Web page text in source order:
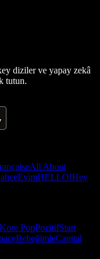
diziler ve yapay zekâ
tutun.
All About
EvimHELLO!Hey
Kore PopPozitifStart
BebeğimleCapital